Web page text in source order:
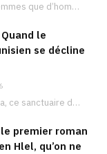
La Tunisie forme plus de femmes que d’hommes dans les filières scientifiques. Pourtant, pour beaucoup…
le
se décline
Le palais d’Ennejma Ezzahra, ce sanctuaire de la musique tunisienne et méditerranéenne construit par le…
premier roman
Hlel, qu’on ne